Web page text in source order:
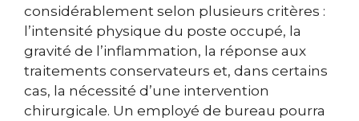
considérablement selon plusieurs critères :
l’intensité physique du poste occupé, la
gravité de l’inflammation, la réponse aux
traitements conservateurs et, dans certains
cas, la nécessité d’une intervention
chirurgicale. Un employé de bureau pourra